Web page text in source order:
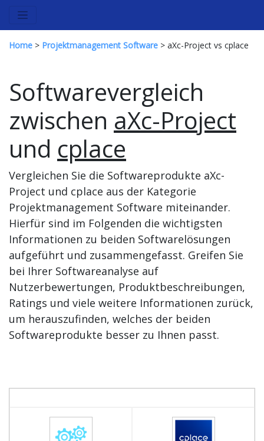
Home > Projektmanagement Software > aXc-Project vs cplace
Softwarevergleich
zwischen aXc-Project
und cplace
Vergleichen Sie die Softwareprodukte aXc-
Project und cplace aus der Kategorie
Projektmanagement Software miteinander.
Hierfür sind im Folgenden die wichtigsten
Informationen zu beiden Softwarelösungen
aufgeführt und zusammengefasst. Greifen Sie
bei Ihrer Softwareanalyse auf
Nutzerbewertungen, Produktbeschreibungen,
Ratings und viele weitere Informationen zurück,
um herauszufinden, welches der beiden
Softwareprodukte besser zu Ihnen passt.